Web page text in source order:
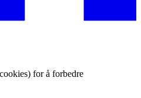
for å forbedre